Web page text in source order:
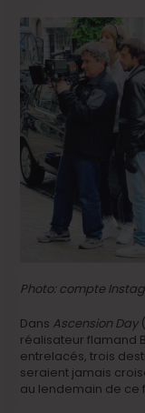
Photo: compte
Dans Ascension Day
réalisateur flamand
entrelacés, trois
seraient jamais
au lendemain de ce